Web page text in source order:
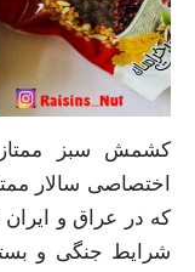
کشمش سبز ممتاز
که در عراق و ایران
شرایط جنگی و بسته